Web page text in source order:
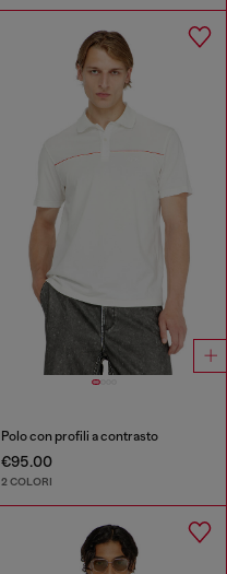
Polo con profili a contrasto
€95.00
2 COLORI